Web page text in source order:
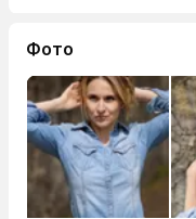
Фото